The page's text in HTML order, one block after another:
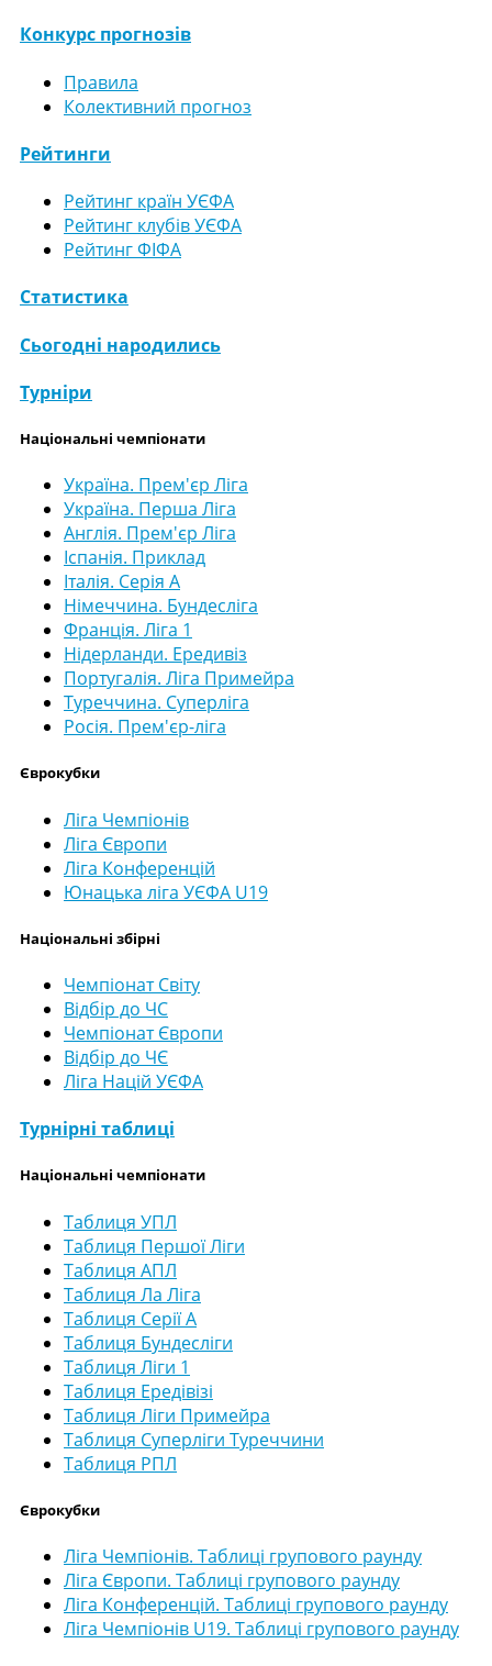
Конкурс прогнозів
Правила
Колективний прогноз
Рейтинги
Рейтинг країн УЄФА
Рейтинг клубів УЄФА
Рейтинг ФІФА
Статистика
Сьогодні народились
Турніри
Національні чемпіонати
Україна. Прем'єр Ліга
Україна. Перша Ліга
Англія. Прем'єр Ліга
Іспанія. Приклад
Італія. Серія А
Німеччина. Бундесліга
Франція. Ліга 1
Нідерланди. Ередивіз
Португалія. Ліга Примейра
Туреччина. Суперліга
Росія. Прем'єр-ліга
Єврокубки
Ліга Чемпіонів
Ліга Європи
Ліга Конференцій
Юнацька ліга УЄФА U19
Національні збірні
Чемпіонат Світу
Відбір до ЧС
Чемпіонат Європи
Відбір до ЧЄ
Ліга Націй УЄФА
Турнірні таблиці
Національні чемпіонати
Таблиця УПЛ
Таблиця Першої Ліги
Таблиця АПЛ
Таблиця Ла Ліга
Таблиця Серії А
Таблиця Бундесліги
Таблиця Ліги 1
Таблиця Ередівізі
Таблиця Ліги Примейра
Таблиця Суперліги Туреччини
Таблиця РПЛ
Єврокубки
Ліга Чемпіонів. Таблиці групового раунду
Ліга Європи. Таблиці групового раунду
Ліга Конференцій. Таблиці групового раунду
Ліга Чемпіонів U19. Таблиці групового раунду